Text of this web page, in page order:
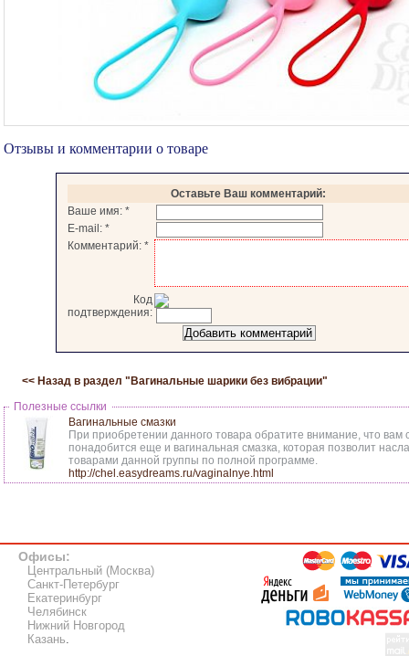
Отзывы и комментарии о товаре
Оставьте Ваш комментарий:
Ваше имя: *
E-mail: *
Комментарий: *
Код
подтверждения:
<< Назад в раздел " Вагинальные шарики без вибрации"
Полезные ссылки
Вагинальные смазки
При приобретении данного товара обратите внимание, что вам
понадобится еще и вагинальная смазка, которая позволит
товарами данной группы по полной программе.
http://chel.easydreams.ru/vaginalnye.html
Офисы:
Центральный (Москва)
Санкт-Петербург
Екатеринбург
Челябинск
Нижний Новгород
Казань.